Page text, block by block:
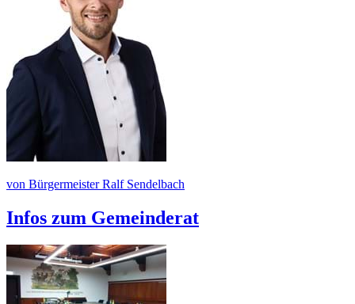
von Bürgermeister Ralf Sendelbach
Infos zum Gemeinderat